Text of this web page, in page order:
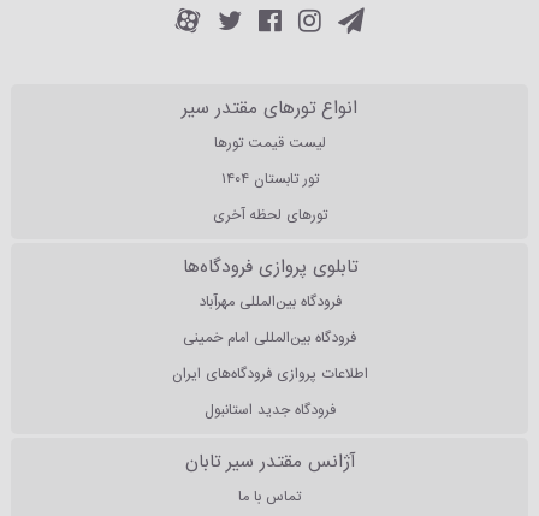
انواع تورهای مقتدر سیر
لیست قیمت تورها
تور تابستان ۱۴۰۴
تورهای لحظه آخری
تابلوی پروازی فرودگاه‌ها
فرودگاه بین‌المللی مهرآباد
فرودگاه بین‌المللی امام خمینی
اطلاعات پروازی فرودگاه‌های ایران
فرودگاه جدید استانبول
آژانس مقتدر سیر تابان
تماس با ما